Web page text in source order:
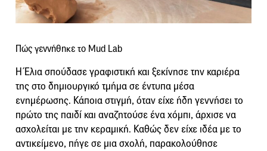
Πώς γεννήθηκε το Mud Lab
Η Έλια σπούδασε γραφιστική και ξεκίνησε την καριέρα
της στο δημιουργικό τμήμα σε έντυπα μέσα
ενημέρωσης. Κάποια στιγμή, όταν είχε ήδη γεννήσει το
πρώτο της παιδί και αναζητούσε ένα χόμπι, άρχισε να
ασχολείται με την κεραμική. Καθώς δεν είχε ιδέα με το
αντικείμενο, πήγε σε μια σχολή, παρακολούθησε